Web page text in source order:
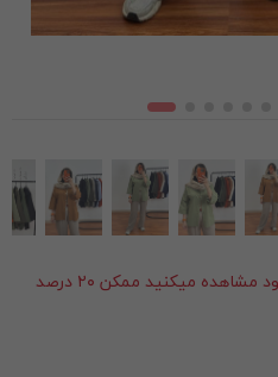
آنچه شما در صفحه ی نمایش خود مشاهده میکنید ممکن ۲۰ درصد